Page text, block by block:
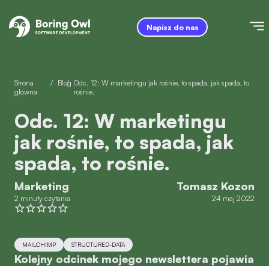
Napisz do nas
Strona
główna
/ Blog
/ Odc. 12: W marketingu jak rośnie, to spada, jak spada, to
rośnie.
Odc. 12: W marketingu
jak rośnie, to spada, jak
spada, to rośnie.
Marketing
2 minuty czytania
Tomasz Kozon
24 maj 2022
MAILCHIMP STRUCTURED-DATA
Kolejny odcinek mojego newslettera pojawia